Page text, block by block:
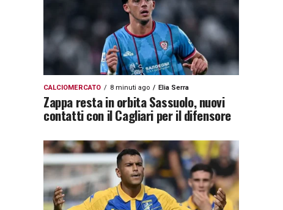
CALCIOMERCATO 8 minuti ago Elia Serra
Zappa resta in orbita Sassuolo, nuovi
contatti con il Cagliari per il difensore